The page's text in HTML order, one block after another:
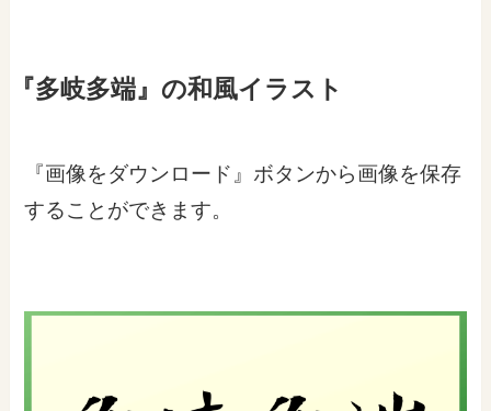
『多岐多端』の和風イラスト
『画像をダウンロード』ボタンから画像を保存
することができます。